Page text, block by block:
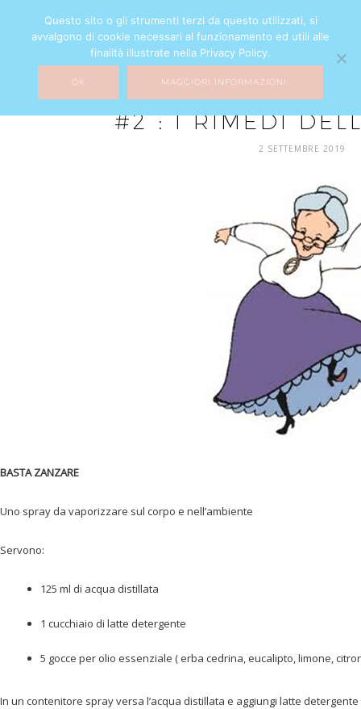
#2 : I RIMEDI
2 SETTEMBRE 2019
BASTA ZANZARE
Uno spray da vaporizzare sul corpo e nell’ambiente
Servono:
125 ml di acqua distillata
1 cucchiaio di latte detergente
5 gocce per olio essenziale ( erba cedrina, eucalipto, limone,
In un contenitore spray versa l’acqua distillata e aggiungi latte
Questo sito o gli strumenti terzi da questo utilizzati, si
avvalgono di cookie necessari al funzionamento ed utili alle
finalità illustrate nella Privacy Policy.
OK MAGGIORI INFORMAZIONI.